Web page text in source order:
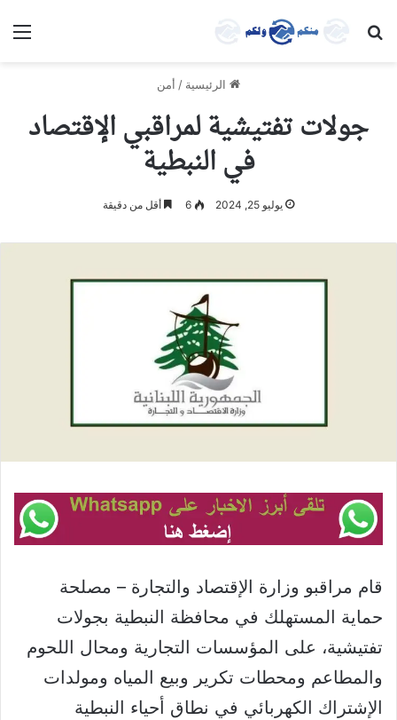
بحث عن
الرئيسية / أمن
جولات تفتيشية لمراقبي الإقتصاد
في النبطية
يوليو 25, 2024 6 أقل من دقيقة
قام مراقبو وزارة الإقتصاد والتجارة – مصلحة
حماية المستهلك في محافظة النبطية بجولات
تفتيشية، على المؤسسات التجارية ومحال اللحوم
والمطاعم ومحطات تكرير وبيع المياه ومولدات
الإشتراك الكهربائي في نطاق أحياء النبطية